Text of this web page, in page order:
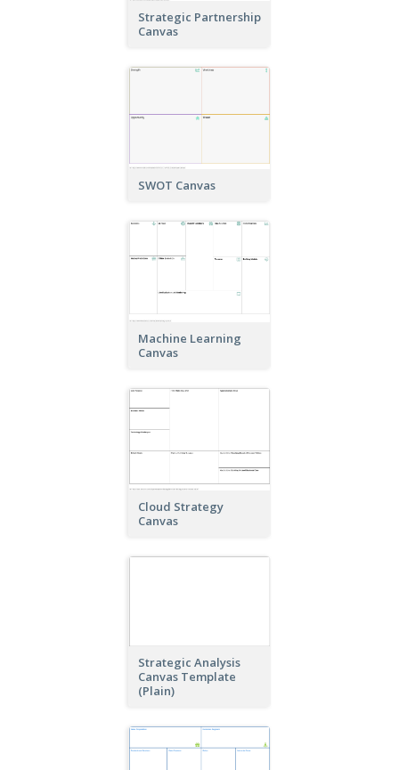
Strategic Partnership
Canvas
SWOT Canvas
Machine Learning
Canvas
Cloud Strategy
Canvas
Strategic Analysis
Canvas Template
(Plain)